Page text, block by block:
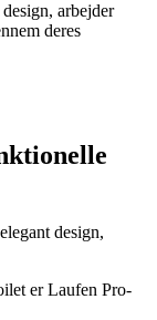
arbejder
deres
design,
er Laufen Pro-